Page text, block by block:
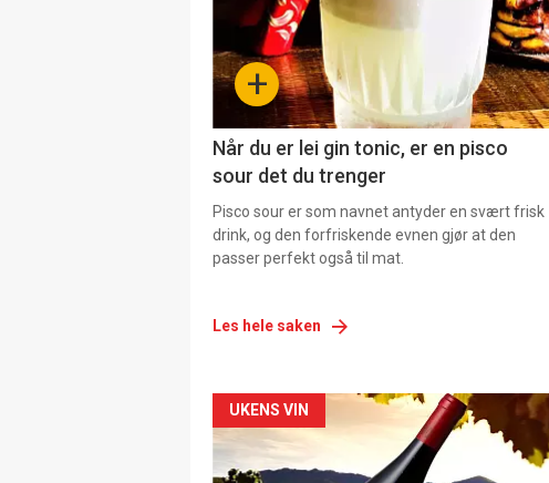
+
Når du er lei gin tonic, er en pisco
sour det du trenger
Pisco sour er som navnet antyder en svært frisk
drink, og den forfriskende evnen gjør at den
passer perfekt også til mat.
Les hele saken
Forsiden
akkurat
UKENS VIN